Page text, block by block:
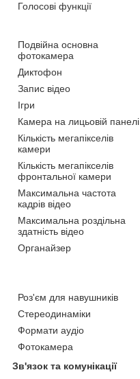
Голосові функції
Подвійна основна
фотокамера
Диктофон
Запис відео
Ігри
Камера на лицьовій панелі
Кількість мегапікселів
камери
Кількість мегапікселів
фронтальної камери
Максимальна частота
кадрів відео
Максимальна роздільна
здатність відео
Органайзер
Роз'єм для навушників
Стереодинаміки
Формати аудіо
Фотокамера
Зв'язок та комунікації